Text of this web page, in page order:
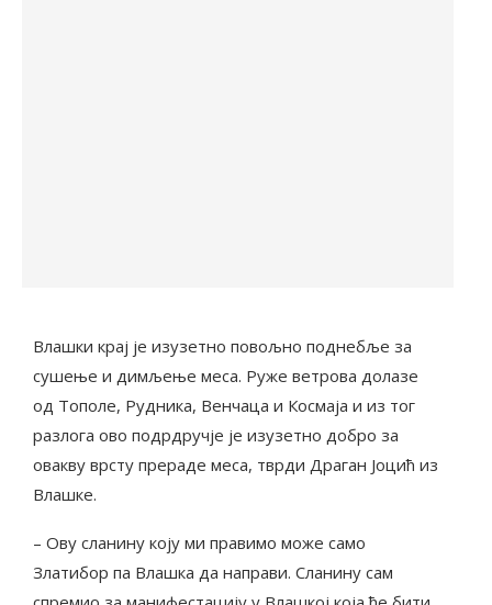
Влашки крај је изузетно повољно поднебље за
сушење и димљење меса. Руже ветрова долазе
од Тополе, Рудника, Венчаца и Космаја и из тог
разлога ово подрдручје је изузетно добро за
овакву врсту прераде меса, тврди Драган Јоцић из
Влашке.
– Ову сланину коју ми правимо може само
Златибор па Влашка да направи. Сланину сам